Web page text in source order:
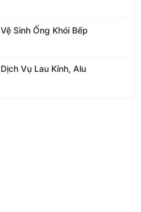
Vệ Sinh Ống Khói Bếp
Dịch Vụ Lau Kính, Alu